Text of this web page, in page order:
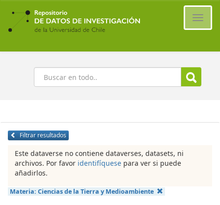
Ir
contenido
principal
Buscar
Filtrar resultados
Este dataverse no contiene dataverses, datasets, ni
archivos. Por favor identifíquese para ver si puede
añadirlos.
Materia: Ciencias de la Tierra y Medioambiente